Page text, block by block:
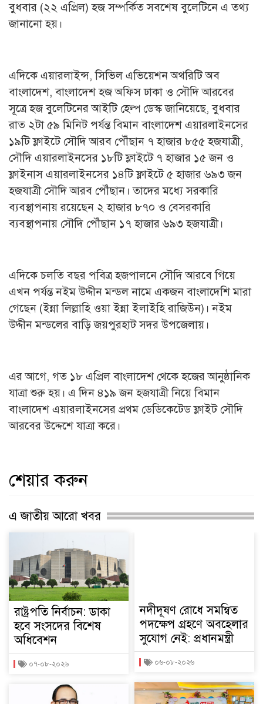
বুধবার (২২ এপ্রিল) হজ সম্পর্কিত সবশেষ বুলেটিনে এ তথ্য
জানানো হয়।
এদিকে এয়ারলাইন্স, সিভিল এভিয়েশন অথরিটি অব
বাংলাদেশ, বাংলাদেশ হজ অফিস ঢাকা ও সৌদি আরবের
সূত্রে হজ বুলেটিনের আইটি হেল্প ডেস্ক জানিয়েছে, বুধবার
রাত ২টা ৫৯ মিনিট পর্যন্ত বিমান বাংলাদেশ এয়ারলাইনসের
১৯টি ফ্লাইটে সৌদি আরব পৌঁছান ৭ হাজার ৮৫৫ হজযাত্রী,
সৌদি এয়ারলাইনসের ১৮টি ফ্লাইটে ৭ হাজার ১৫ জন ও
ফ্লাইনাস এয়ারলাইনসের ১৪টি ফ্লাইটে ৫ হাজার ৬৯৩ জন
হজযাত্রী সৌদি আরব পৌঁছান। তাদের মধ্যে সরকারি
ব্যবস্থাপনায় রয়েছেন ২ হাজার ৮৭০ ও বেসরকারি
ব্যবস্থাপনায় সৌদি পৌঁছান ১৭ হাজার ৬৯৩ হজযাত্রী।
এদিকে চলতি বছর পবিত্র হজপালনে সৌদি আরবে গিয়ে
এখন পর্যন্ত নইম উদ্দীন মন্ডল নামে একজন বাংলাদেশি মারা
গেছেন (ইন্না লিল্লাহি ওয়া ইন্না ইলাইহি রাজিউন)। নইম
উদ্দীন মন্ডলের বাড়ি জয়পুরহাট সদর উপজেলায়।
এর আগে, গত ১৮ এপ্রিল বাংলাদেশ থেকে হজের আনুষ্ঠানিক
যাত্রা শুরু হয়। এ দিন ৪১৯ জন হজযাত্রী নিয়ে বিমান
বাংলাদেশ এয়ারলাইনসের প্রথম ডেডিকেটেড ফ্লাইট সৌদি
আরবের উদ্দেশে যাত্রা করে।
শেয়ার করুন
এ জাতীয় আরো খবর
রাষ্ট্রপতি নির্বাচন: ডাকা
হবে সংসদের বিশেষ
অধিবেশন
০৭-০৮-২০২৬
নদীদূষণ রোধে সমন্বিত
পদক্ষেপ গ্রহণে অবহেলার
সুযোগ নেই: প্রধানমন্ত্রী
০৬-০৮-২০২৬